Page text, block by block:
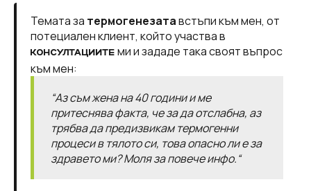
Темата за термогенезатавстъпи към мен, от
потециален клиент, който участва в
КОНСУЛТАЦИИТЕ ми и зададе така своят въпрос
към мен:
“Аз съм жена на 40 години и ме
притеснява факта, че за да отслабна, аз
трябва да предизвикам термогенни
процеси в тялото си, това опасно ли е за
здравето ми? Моля за повече инфо.“